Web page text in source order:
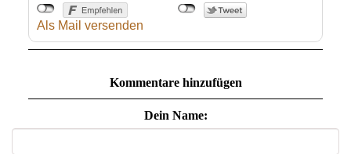
Als Mail versenden
Kommentare hinzufügen
Dein Name: